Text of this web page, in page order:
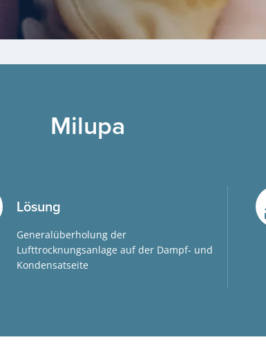
Milupa
Lösung
Generalüberholung der
Lufttrocknungsanlage auf der Dampf- und
Kondensatseite